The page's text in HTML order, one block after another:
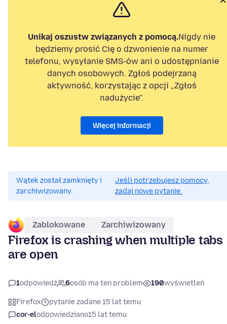
Unikaj oszustw związanych z pomocą.Nigdy nie
będziemy prosić Cię o dzwonienie na numer
telefonu, wysyłanie SMS-ów ani o udostępnianie
danych osobowych. Zgłoś podejrzaną
aktywność, korzystając z opcji „Zgłoś
nadużycie”.
Więcej informacji
Wątek został zamknięty i
zarchiwizowany.
Jeśli potrzebujesz pomocy,
zadaj nowe pytanie.
Zablokowane Zarchiwizowany
Firefox is crashing when multiple tabs
are open
1odpowiedź 6osób ma ten problem 190wyświetleń
Firefox
pytanie zadane 15 lat temu
cor-elodpowiedziano15 lat temu